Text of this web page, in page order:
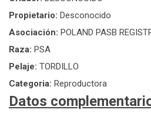
Propietario: Desconocido
Asociación: POLAND PASB
Raza: PSA
Pelaje: TORDILLO
Categoria: Reproductora
Datos